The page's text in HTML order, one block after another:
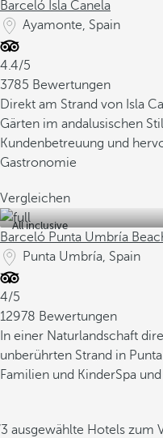
Barceló Isla Canela
Ayamonte, Spain
4.4/5
3785 Bewertungen
Direkt am Strand von Isla
Gärten im andalusischen Stil
Kundenbetreuung und
Gastronomie
Vergleichen
All inclusive
Barceló Punta Umbría
Punta Umbría, Spain
4/5
12978 Bewertungen
In einer Naturlandschaft
unberührten Strand in
Familien und KinderSpa
ausgewählte Hotels zum